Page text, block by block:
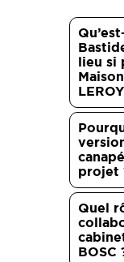
lieu si
projet
Quel
BOSC